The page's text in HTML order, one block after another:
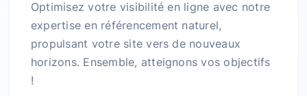
Optimisez votre visibilité en ligne avec notre
expertise en référencement naturel,
propulsant votre site vers de nouveaux
horizons. Ensemble, atteignons vos objectifs
!